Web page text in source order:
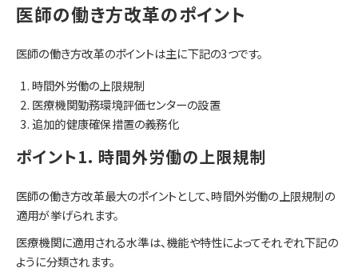
医師の働き方改革のポイント
医師の働き方改革のポイントは主に下記の3つです。
時間外労働の上限規制
医療機関勤務環境評価センターの設置
追加的健康確保措置の義務化
ポイント1. 時間外労働の上限規制
医師の働き方改革最大のポイントとして、時間外労働の上限規制の
適用が挙げられます。
医療機関に適用される水準は、機能や特性によってそれぞれ下記の
ように分類されます。